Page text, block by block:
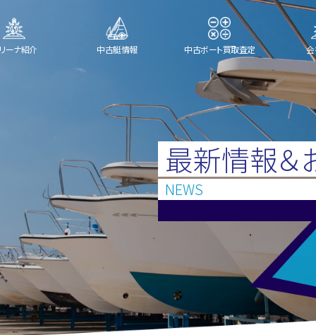
ーナ紹介 中古艇情報 中古ボート買取査定
最新情報＆
NEWS